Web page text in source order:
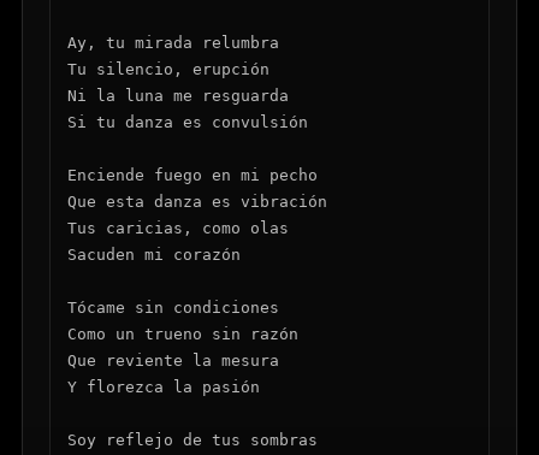
Ay, tu mirada relumbra
Tu silencio, erupción
Ni la luna me resguarda
Si tu danza es convulsión
Enciende fuego en mi pecho
Que esta danza es vibración
Tus caricias, como olas
Sacuden mi corazón
Tócame sin condiciones
Como un trueno sin razón
Que reviente la mesura
Y florezca la pasión
Soy reflejo de tus sombras